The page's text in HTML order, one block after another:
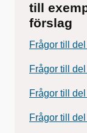
till
förslag
Frågor till
Frågor till
Frågor till
Frågor till